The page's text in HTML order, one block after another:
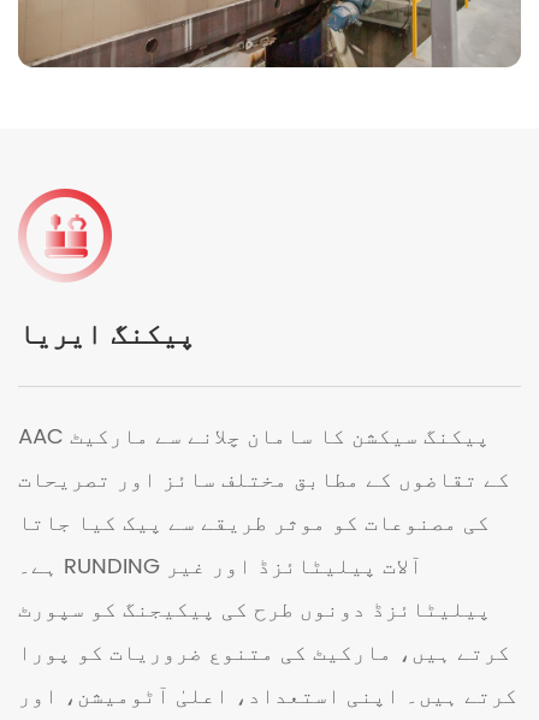
پیکنگ ایریا
AAC پیکنگ سیکشن کا سامان چلانے سے مارکیٹ
کے تقاضوں کے مطابق مختلف سائز اور تصریحات
کی مصنوعات کو موثر طریقے سے پیک کیا جاتا
ہے۔ RUNDING آلات پیلیٹائزڈ اور غیر
پیلیٹائزڈ دونوں طرح کی پیکیجنگ کو سپورٹ
کرتے ہیں، مارکیٹ کی متنوع ضروریات کو پورا
کرتے ہیں۔ اپنی استعداد، اعلیٰ آٹومیشن، اور